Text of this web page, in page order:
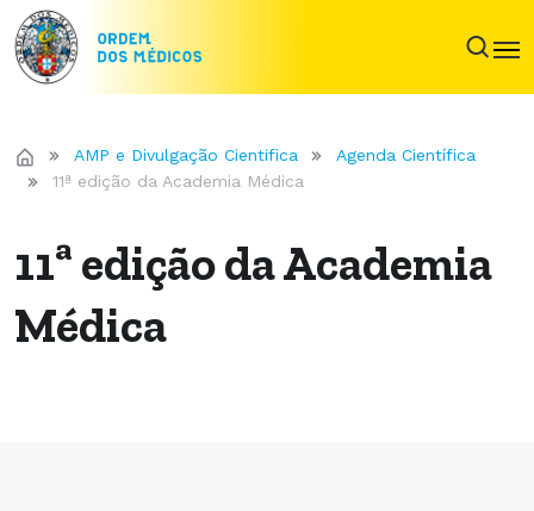
AMP e Divulgação Cientifica
Agenda Científica
11ª edição da Academia Médica
11ª edição da Academia
Médica